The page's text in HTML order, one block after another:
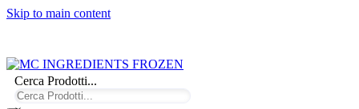
Skip to main content
Cerca Prodotti...